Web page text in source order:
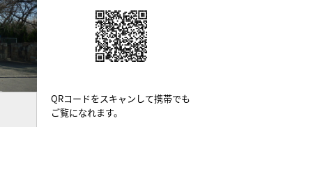
QRコードをスキャンして携帯でも
ご覧になれます。